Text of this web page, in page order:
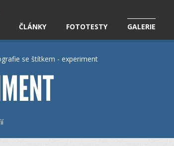
ČLÁNKY FOTOTESTY GALERIE
se štítkem - experiment